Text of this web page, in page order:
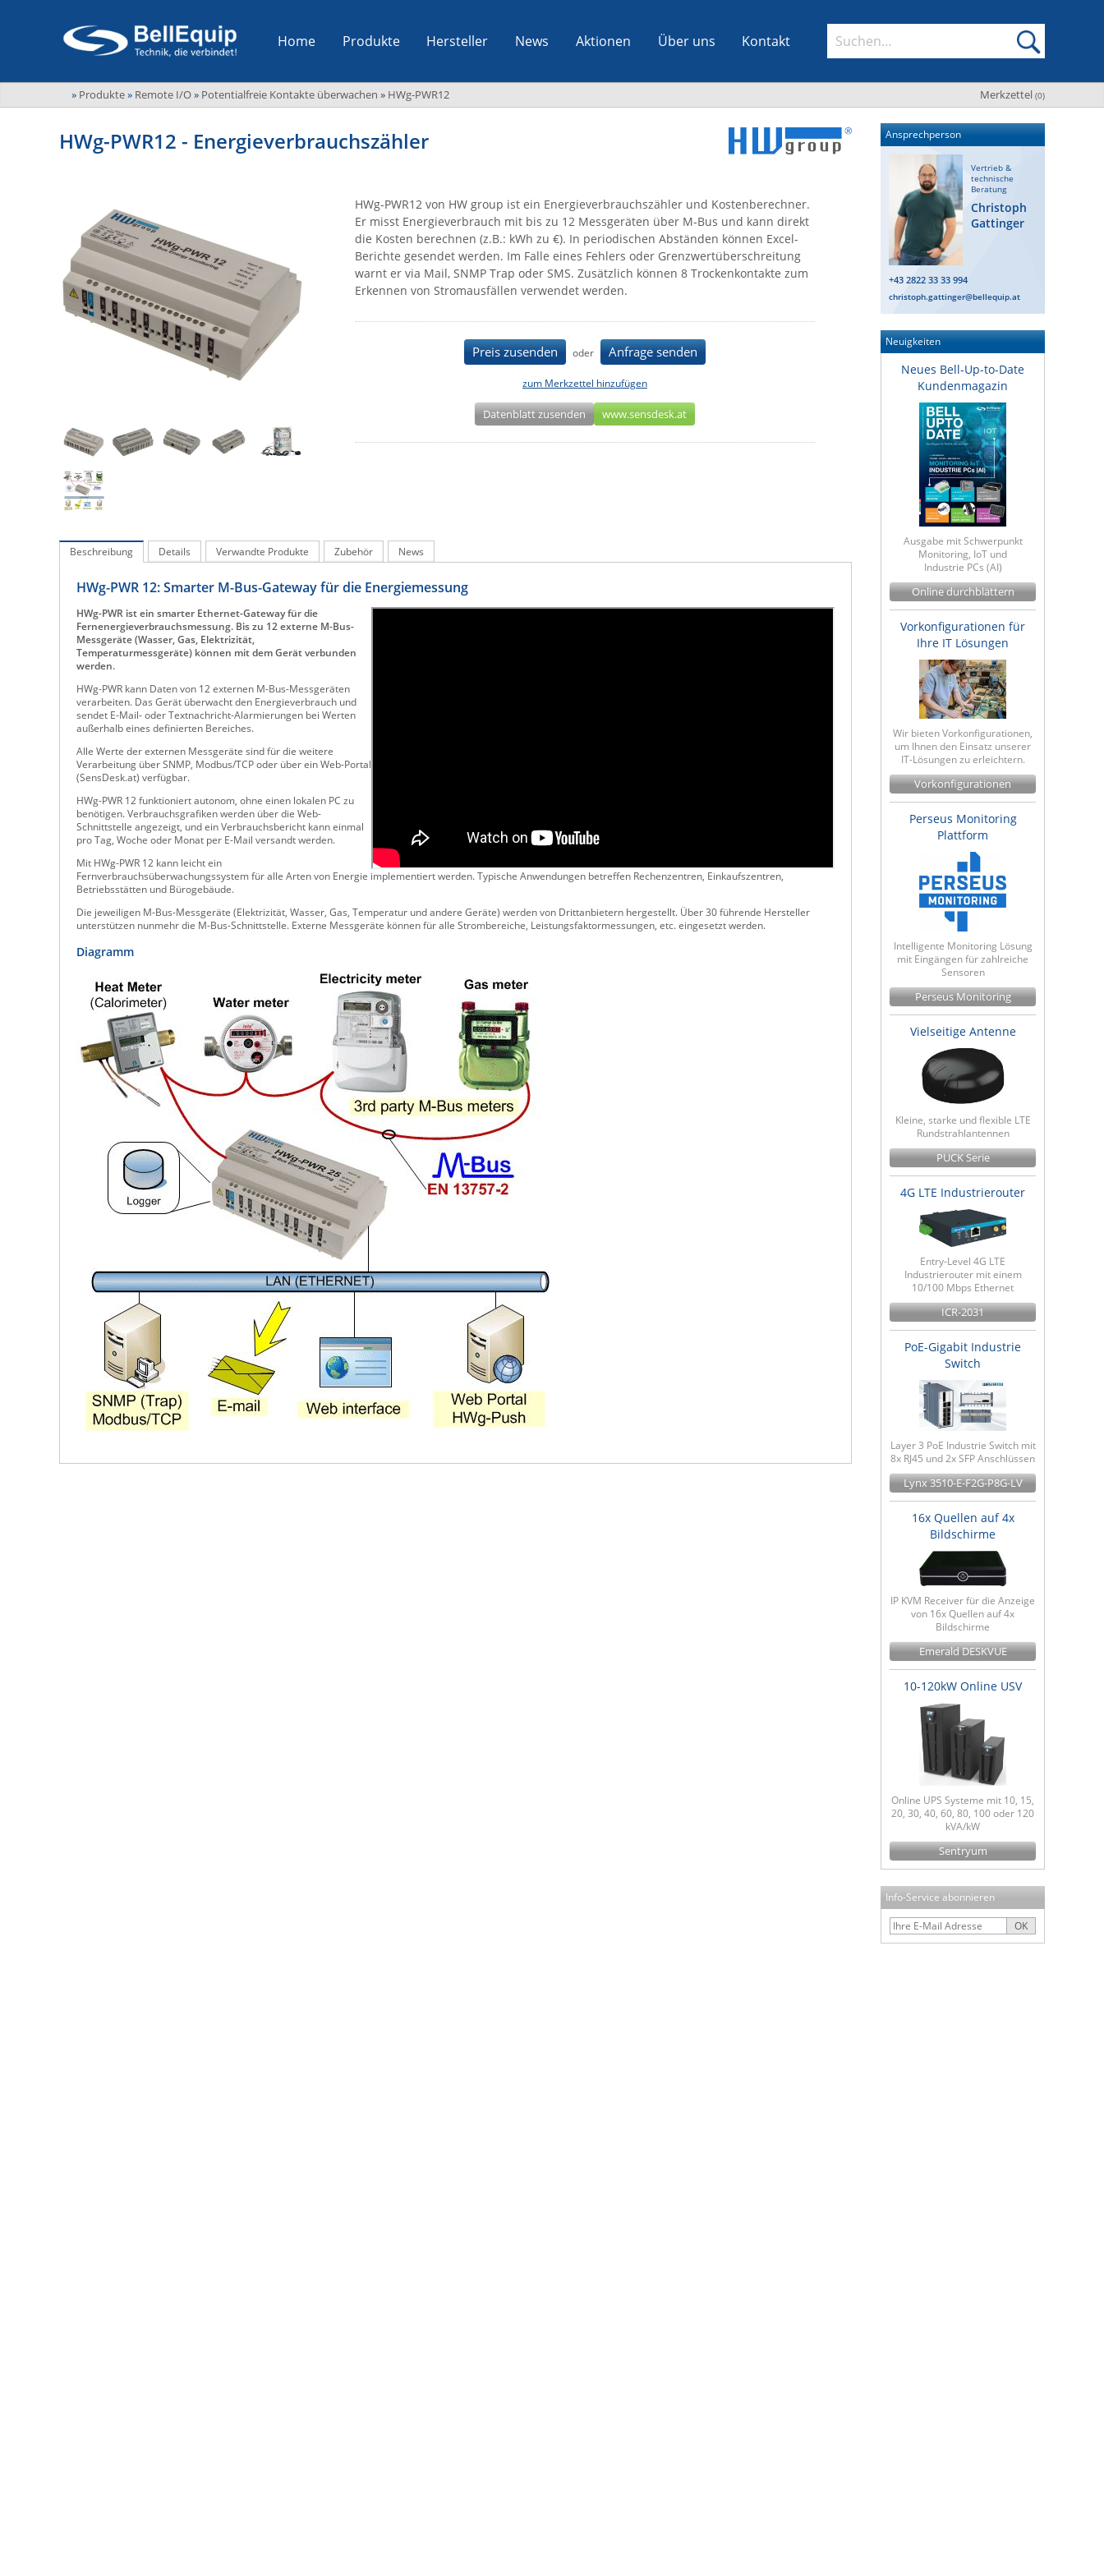
Home Produkte Hersteller News Aktionen Über uns Kontakt
Merkzettel (0)
» Produkte» Remote I/O» Potentialfreie Kontakte überwachen » HWg-PWR12
HWg-PWR12 - Energieverbrauchszähler
HWg-PWR12 von HW group ist ein Energieverbrauchszähler und Kostenberechner.
Er misst Energieverbrauch mit bis zu 12 Messgeräten über M-Bus und kann direkt
die Kosten berechnen (z.B.: kWh zu €). In periodischen Abständen können Excel-
Berichte gesendet werden. Im Falle eines Fehlers oder Grenzwertüberschreitung
warnt er via Mail, SNMP Trap oder SMS. Zusätzlich können 8 Trockenkontakte zum
Erkennen von Stromausfällen verwendet werden.
Preis zusenden oder Anfrage senden
zum Merkzettel hinzufügen
Datenblatt zusenden www.sensdesk.at
Beschreibung Details Verwandte Produkte Zubehör News
HWg-PWR 12: Smarter M-Bus-Gateway für die Energiemessung
HWg-PWR ist ein smarter Ethernet-Gateway für die
Fernenergieverbrauchsmessung. Bis zu 12 externe M-Bus-
Messgeräte (Wasser, Gas, Elektrizität,
Temperaturmessgeräte) können mit dem Gerät verbunden
werden.
HWg-PWR kann Daten von 12 externen M-Bus-Messgeräten
verarbeiten. Das Gerät überwacht den Energieverbrauch und
sendet E-Mail- oder Textnachricht-Alarmierungen bei Werten
außerhalb eines definierten Bereiches.
Alle Werte der externen Messgeräte sind für die weitere
Verarbeitung über SNMP, Modbus/TCP oder über ein Web-Portal
(SensDesk.at) verfügbar.
HWg-PWR 12 funktioniert autonom, ohne einen lokalen PC zu
benötigen. Verbrauchsgrafiken werden über die Web-
Schnittstelle angezeigt, und ein Verbrauchsbericht kann einmal
pro Tag, Woche oder Monat per E-Mail versandt werden.
Mit HWg-PWR 12 kann leicht ein
Fernverbrauchsüberwachungssystem für alle Arten von Energie implementiert werden. Typische Anwendungen betreffen Rechenzentren, Einkaufszentren,
Betriebsstätten und Bürogebäude.
Die jeweiligen M-Bus-Messgeräte (Elektrizität, Wasser, Gas, Temperatur und andere Geräte) werden von Drittanbietern hergestellt. Über 30 führende Hersteller
unterstützen nunmehr die M-Bus-Schnittstelle. Externe Messgeräte können für alle Strombereiche, Leistungsfaktormessungen, etc. eingesetzt werden.
Diagramm
Ansprechperson
Vertrieb &
technische
Beratung
Christoph
Gattinger
+43 2822 33 33 994
christoph.gattinger@bellequip.at
Neuigkeiten
Neues Bell-Up-to-Date
Kundenmagazin
Ausgabe mit Schwerpunkt
Monitoring, IoT und
Industrie PCs (AI)
Online durchblättern
Vorkonfigurationen für
Ihre IT Lösungen
Wir bieten Vorkonfigurationen,
um Ihnen den Einsatz unserer
IT-Lösungen zu erleichtern.
Vorkonfigurationen
Perseus Monitoring
Plattform
Intelligente Monitoring Lösung
mit Eingängen für zahlreiche
Sensoren
Perseus Monitoring
Vielseitige Antenne
Kleine, starke und flexible LTE
Rundstrahlantennen
PUCK Serie
4G LTE Industrierouter
Entry-Level 4G LTE
Industrierouter mit einem
10/100 Mbps Ethernet
ICR-2031
PoE-Gigabit Industrie
Switch
Layer 3 PoE Industrie Switch mit
8x RJ45 und 2x SFP Anschlüssen
Lynx 3510-E-F2G-P8G-LV
16x Quellen auf 4x
Bildschirme
IP KVM Receiver für die Anzeige
von 16x Quellen auf 4x
Bildschirme
Emerald DESKVUE
10-120kW Online USV
Online UPS Systeme mit 10, 15,
20, 30, 40, 60, 80, 100 oder 120
kVA/kW
Sentryum
Info-Service abonnieren
OK